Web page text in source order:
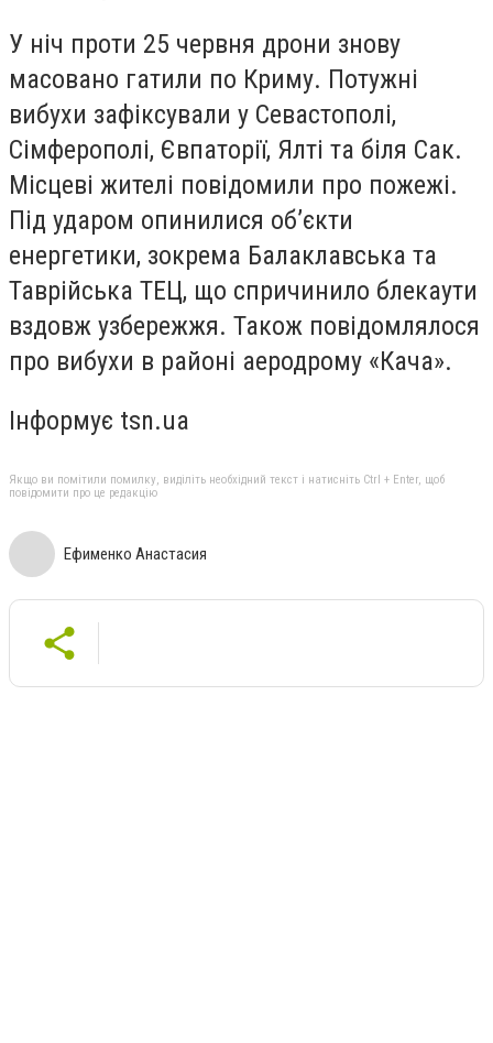
У ніч проти 25 червня дрони знову
масовано гатили по Криму. Потужні
вибухи зафіксували у Севастополі,
Сімферополі, Євпаторії, Ялті та біля Сак.
Місцеві жителі повідомили про пожежі.
Під ударом опинилися об’єкти
енергетики, зокрема Балаклавська та
Таврійська ТЕЦ, що спричинило блекаути
вздовж узбережжя. Також повідомлялося
про вибухи в районі аеродрому «Кача».
Інформує tsn.ua
Якщо ви помітили помилку, виділіть необхідний текст і натисніть Ctrl + Enter, щоб
повідомити про це редакцію
Ефименко Анастасия